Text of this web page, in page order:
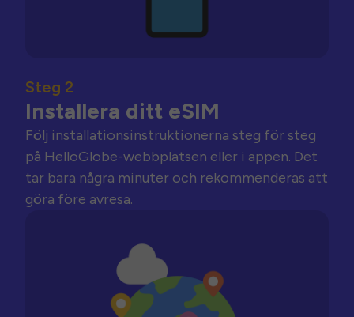
Steg 2
Installera ditt eSIM
Följ installationsinstruktionerna steg för steg
på HelloGlobe-webbplatsen eller i appen. Det
tar bara några minuter och rekommenderas att
göra före avresa.